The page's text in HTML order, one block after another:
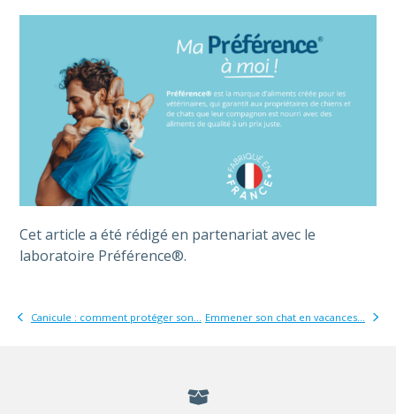
Cet article a été rédigé en partenariat avec le
laboratoire Préférence®.
Canicule : comment protéger son... Emmener son chat en vacances...